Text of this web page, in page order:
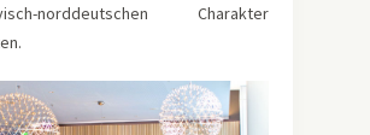
norddeutschen Charakter